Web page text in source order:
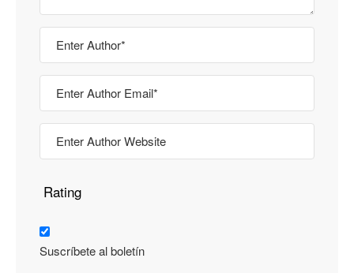
Rating
Suscríbete al boletín